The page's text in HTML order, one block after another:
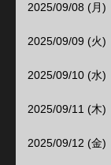
2025/09/08 (月)
2025/09/09 (火)
2025/09/10 (水)
2025/09/11 (木)
2025/09/12 (金)